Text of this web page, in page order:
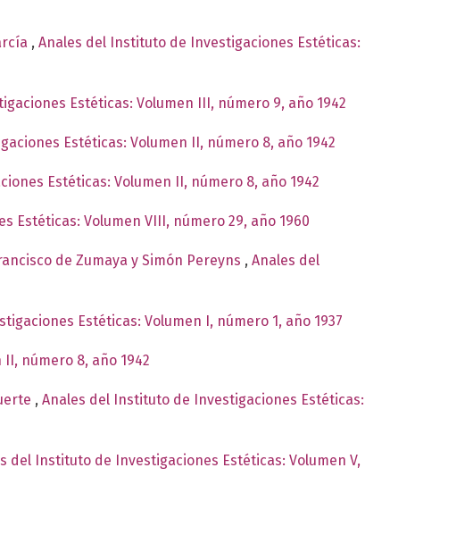
, Anales del Instituto de Investigaciones Estéticas:
Estéticas: Volumen III, número 9, año 1942
Estéticas: Volumen II, número 8, año 1942
Estéticas: Volumen II, número 8, año 1942
Estéticas: Volumen VIII, número 29, año 1960
de Zumaya y Simón Pereyns , Anales del
Estéticas: Volumen I, número 1, año 1937
número 8, año 1942
, Anales del Instituto de Investigaciones Estéticas:
del Instituto de Investigaciones Estéticas: Volumen V,